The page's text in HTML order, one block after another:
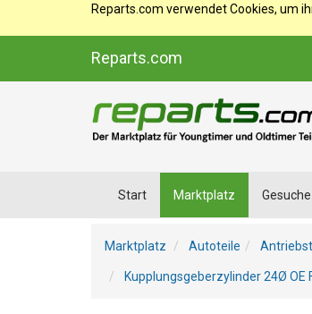
Reparts.com verwendet Cookies, um
Reparts.com
Start Marktplatz Gesuche
Marktplatz Autoteile
Kupplungsgeberzylinder 24Ø OE